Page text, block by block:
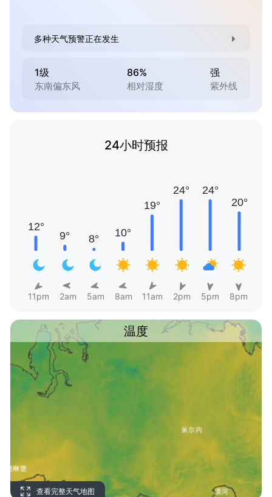
多种天气预警正在发生
1级
东南偏东风
86%
相对湿度
强
紫外线
24小时预报
11pm 2am 5am 8am 11am 2pm 5pm 8pm
温度
查看完整天气地图